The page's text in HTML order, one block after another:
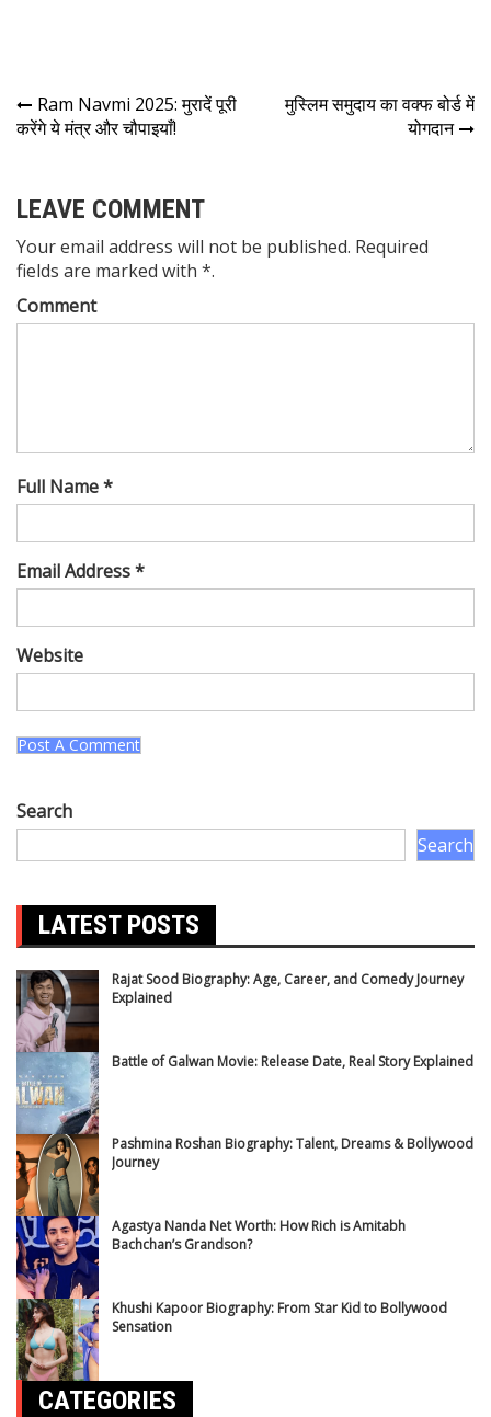
Ram Navmi 2025: मुरादें पूरी
करेंगे ये मंत्र और चौपाइयाँ!
मुस्लिम समुदाय का वक्फ बोर्ड में
योगदान
LEAVE COMMENT
Your email address will not be published. Required
fields are marked with *.
Comment
Full Name *
Email Address *
Website
Search
Search
LATEST POSTS
Rajat Sood Biography: Age, Career, and Comedy Journey
Explained
Battle of Galwan Movie: Release Date, Real Story Explained
Pashmina Roshan Biography: Talent, Dreams & Bollywood
Journey
Agastya Nanda Net Worth: How Rich is Amitabh
Bachchan’s Grandson?
Khushi Kapoor Biography: From Star Kid to Bollywood
Sensation
CATEGORIES